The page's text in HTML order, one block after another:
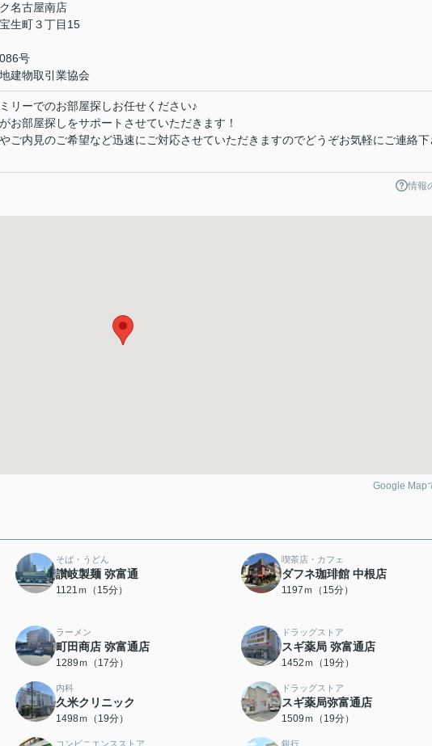
名古屋南店
生町３丁目15
号
建物取引業協会
リーでのお部屋探しお任せください♪
お部屋探しをサポートさせていただきます！
ご内見のご希望など迅速にご対応させていただきますのでどうぞお気軽にご連絡下
情報
Google Map
そば・うどん
讃岐製麺 弥富通
1121ｍ（15分）
喫茶店・カフェ
ダフネ珈琲館 中根店
1197ｍ（15分）
ラーメン
町田商店 弥富通店
1289ｍ（17分）
ドラッグストア
スギ薬局 弥富通店
1452ｍ（19分）
内科
久米クリニック
1498ｍ（19分）
ドラッグストア
スギ薬局弥富通店
1509ｍ（19分）
コンビニエンスストア 銀行